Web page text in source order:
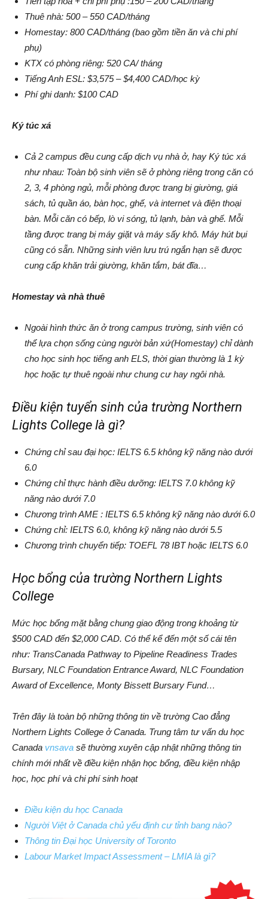
Thuê nhà: 500 – 550 CAD/tháng
Homestay: 800 CAD/tháng (bao gồm tiền ăn và chi phí
phụ)
KTX có phòng riêng: 520 CA/ tháng
Tiếng Anh ESL: $3,575 – $4,400 CAD/học kỳ
Phí ghi danh: $100 CAD
Ký túc xá
Cả 2 campus đều cung cấp dịch vụ nhà ở, hay Ký túc xá
như nhau: Toàn bộ sinh viên sẽ ở phòng riêng trong căn có
2, 3, 4 phòng ngủ, mỗi phòng được trang bị giường, giá
sách, tủ quần áo, bàn học, ghế, và internet và điện thoại
bàn. Mỗi căn có bếp, lò vi sóng, tủ lạnh, bàn và ghế. Mỗi
tầng được trang bị máy giặt và máy sấy khô. Máy hút bụi
cũng có sẵn. Những sinh viên lưu trú ngắn hạn sẽ được
cung cấp khăn trải giường, khăn tắm, bát đĩa…
Homestay và nhà thuê
Ngoài hình thức ăn ở trong campus trường, sinh viên có
thể lựa chọn sống cùng người bản xứ(Homestay) chỉ dành
cho học sinh học tiếng anh ELS, thời gian thường là 1 kỳ
học hoặc tự thuê ngoài như chung cư hay ngôi nhà.
Điều kiện tuyển sinh của trường Northern
Lights College là gì?
Chứng chỉ sau đại học: IELTS 6.5 không kỹ năng nào dưới
6.0
Chứng chỉ thực hành điều dưỡng: IELTS 7.0 không kỹ
năng nào dưới 7.0
Chương trình AME : IELTS 6.5 không kỹ năng nào dưới 6.0
Chứng chỉ: IELTS 6.0, không kỹ năng nào dưới 5.5
Chương trình chuyển tiếp: TOEFL 78 IBT hoặc IELTS 6.0
Học bổng của trường Northern Lights
College
Mức học bổng mặt bằng chung giao động trong khoảng từ
$500 CAD đến $2,000 CAD. Có thể kể đến một số cái tên
như: TransCanada Pathway to Pipeline Readiness Trades
Bursary, NLC Foundation Entrance Award, NLC Foundation
Award of Excellence, Monty Bissett Bursary Fund…
Trên đây là toàn bộ những thông tin về trường Cao đẳng
Northern Lights College ở Canada. Trung tâm tư vấn du học
Canada vnsava sẽ thường xuyên cập nhật những thông tin
chính mới nhất về điều kiện nhận học bổng, điều kiện nhập
học, học phí và chi phí sinh hoạt
Điều kiện du học Canada
Người Việt ở Canada chủ yếu định cư tỉnh bang nào?
Thông tin Đại học University of Toronto
Labour Market Impact Assessment – LMIA là gì?